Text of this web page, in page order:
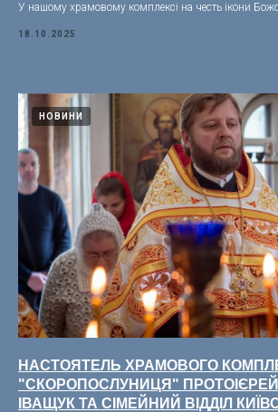
У нашому храмовому комплексі на честь ікони
18.10.2025
НОВИНИ
НАСТОЯТЕЛЬ ХРАМОВОГО
"СКОРОПОСЛУНИЦЯ" ПРОТОІЄРЕЙ
ІВАЩУК ТА СІМЕЙНИЙ ВІДДІЛ